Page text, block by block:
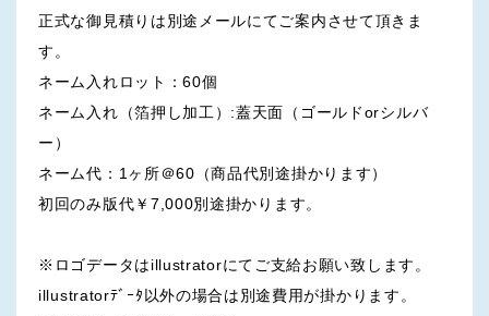
正式な御見積りは別途メールにてご案内させて頂きま
す。
ネーム入れロット：60個
ネーム入れ（箔押し加工）:蓋天面（ゴールドorシルバ
ー）
ネーム代：1ヶ所＠60（商品代別途掛かります）
初回のみ版代￥7,000別途掛かります。
※ロゴデータはillustratorにてご支給お願い致します。
illustratorﾃﾞｰﾀ以外の場合は別途費用が掛かります。